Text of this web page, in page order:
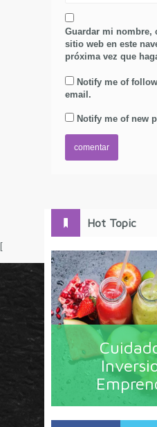
Guardar mi nombre,
sitio web en este
próxima vez que
Notify me of
email.
Notify me of new
Hot Topic
[
Circulo Marketing
herramientas y tendencias
y América Latina. La
en tecnología, nuevas
sociales y nuevas ideas
están escritos por líderes
todos los directores de
marketing que buscan